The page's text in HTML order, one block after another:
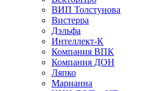
ВИП Толстунова
Вистерра
Дэльфа
Интеллект-К
Компания ВПК
Компания ДОН
Ляпко
Марианна